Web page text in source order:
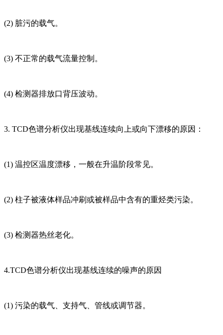
(2) 脏污的载气。
(3) 不正常的载气流量控制。
(4) 检测器排放口背压波动。
3. TCD色谱分析仪出现基线连续向上或向下漂移的原因：
(1) 温控区温度漂移，一般在升温阶段常见。
(2) 柱子被液体样品冲刷或被样品中含有的重烃类污染。
(3) 检测器热丝老化。
4.TCD色谱分析仪出现基线连续的噪声的原因
(1) 污染的载气、支持气、管线或调节器。